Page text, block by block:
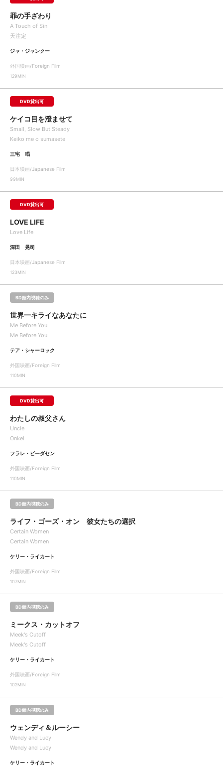
罪の手ざわり
A Touch of Sin
天注定
ジャ・ジャンクー
外国映画/Foreign Film
129MIN
DVD貸出可
ケイコ目を澄ませて
Small, Slow But Steady
Keiko me o sumasete
三宅 唱
日本映画/Japanese Film
99MIN
DVD貸出可
LOVE LIFE
Love Life
深田 晃司
日本映画/Japanese Film
123MIN
BD館内視聴のみ
世界一キライなあなたに
Me Before You
Me Before You
テア・シャーロック
外国映画/Foreign Film
110MIN
DVD貸出可
わたしの叔父さん
Uncle
Onkel
フラレ・ピーダセン
外国映画/Foreign Film
110MIN
BD館内視聴のみ
ライフ・ゴーズ・オン 彼女たちの選択
Certain Women
Certain Women
ケリー・ライカート
外国映画/Foreign Film
107MIN
BD館内視聴のみ
ミークス・カットオフ
Meek's Cutoff
Meek's Cutoff
ケリー・ライカート
外国映画/Foreign Film
102MIN
BD館内視聴のみ
ウェンディ＆ルーシー
Wendy and Lucy
Wendy and Lucy
ケリー・ライカート